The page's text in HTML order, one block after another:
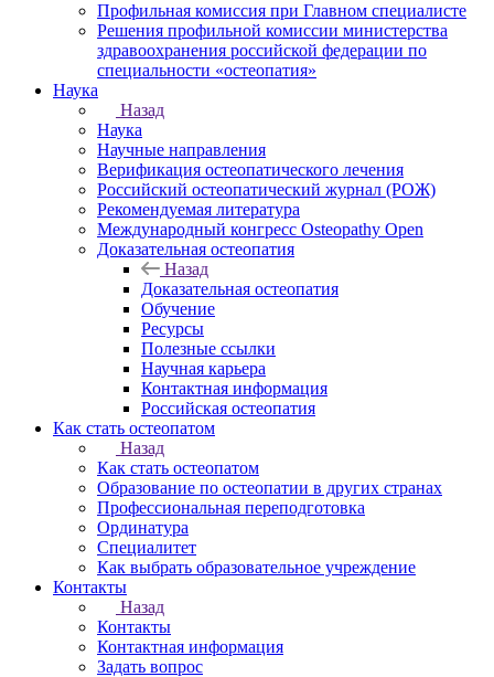
Профильная комиссия при Главном специалисте
Решения профильной комиссии министерства
здравоохранения российской федерации по
специальности «остеопатия»
Наука
Назад
Наука
Научные направления
Верификация остеопатического лечения
Российский остеопатический журнал (РОЖ)
Рекомендуемая литература
Международный конгресс Osteopathy Open
Доказательная остеопатия
Назад
Доказательная остеопатия
Обучение
Ресурсы
Полезные ссылки
Научная карьера
Контактная информация
Российская остеопатия
Как стать остеопатом
Назад
Как стать остеопатом
Образование по остеопатии в других странах
Профессиональная переподготовка
Ординатура
Специалитет
Как выбрать образовательное учреждение
Контакты
Назад
Контакты
Контактная информация
Задать вопрос